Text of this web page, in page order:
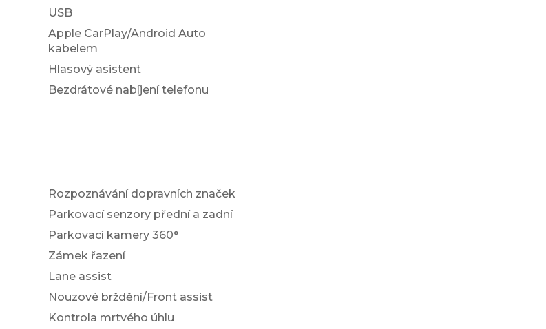
USB
Apple CarPlay/Android Auto
kabelem
Hlasový asistent
Bezdrátové nabíjení telefonu
Rozpoznávání dopravních značek
Parkovací senzory přední a zadní
Parkovací kamery 360°
Zámek řazení
Lane assist
Nouzové brždění/Front assist
Kontrola mrtvého úhlu